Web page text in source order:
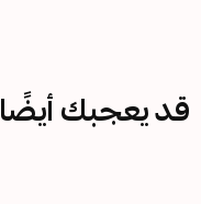
قد يعجبك أيضًا